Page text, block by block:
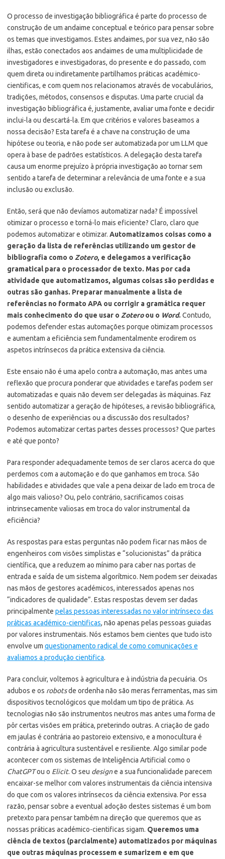
O processo de investigação bibliográfica é parte do processo de
construção de um andaime conceptual e teórico para pensar sobre
os temas que investigamos. Estes andaimes, por sua vez, não são
ilhas, estão conectados aos andaimes de uma multiplicidade de
investigadores e investigadoras, do presente e do passado, com
quem direta ou indiretamente partilhamos práticas académico-
cientificas, e com quem nos relacionamos através de vocabulários,
tradições, métodos, consensos e disputas. Uma parte crucial da
investigação bibliográfica é, justamente, avaliar uma fonte e decidir
inclui-la ou descartá-la. Em que critérios e valores baseamos a
nossa decisão? Esta tarefa é a chave na construção de uma
hipótese ou teoria, e não pode ser automatizada por um LLM que
opera à base de padrões estatísticos. A delegação desta tarefa
causa um enorme prejuízo à própria investigação ao tornar sem
sentido a tarefa de determinar a relevância de uma fonte e a sua
inclusão ou exclusão.
Então, será que não devíamos automatizar nada? É impossível
otimizar o processo e torná-lo mais eficiente? Claro, claro que
podemos automatizar e otimizar. Automatizamos coisas como a
geração da lista de referências utilizando um gestor de
bibliografia como o Zotero, e delegamos a verificação
gramatical para o processador de texto. Mas por cada
atividade que automatizamos, algumas coisas são perdidas e
outras são ganhas. Preparar manualmente a lista de
referências no formato APA ou corrigir a gramática requer
mais conhecimento do que usar o Zoteroou o Word. Contudo,
podemos defender estas automações porque otimizam processos
e aumentam a eficiência sem fundamentalmente erodirem os
aspetos intrínsecos da prática extensiva da ciência.
Este ensaio não é uma apelo contra a automação, mas antes uma
reflexão que procura ponderar que atividades e tarefas podem ser
automatizadas e quais não devem ser delegadas às máquinas. Faz
sentido automatizar a geração de hipóteses, a revisão bibliográfica,
o desenho de experiências ou a discussão dos resultados?
Podemos automatizar certas partes desses processos? Que partes
e até que ponto?
Para responder adequadamente temos de ser claros acerca do que
perdemos com a automação e do que ganhamos em troca. São
habilidades e atividades que vale a pena deixar de lado em troca de
algo mais valioso? Ou, pelo contrário, sacrificamos coisas
intrinsecamente valiosas em troca do valor instrumental da
eficiência?
As respostas para estas perguntas não podem ficar nas mãos de
engenheiros com visões simplistas e “solucionistas” da prática
científica, que a reduzem ao mínimo para caber nas portas de
entrada e saída de um sistema algorítmico. Nem podem ser deixadas
nas mãos de gestores académicos, interessados apenas nos
“indicadores de qualidade”. Estas respostas devem ser dadas
principalmente pelas pessoas interessadas no valor intrínseco das
práticas académico-cientificas, não apenas pelas pessoas guiadas
por valores instrumentais. Nós estamos bem cientes que tudo isto
envolve um questionamento radical de como comunicações e
avaliamos a produção cientifica.
Para concluir, voltemos à agricultura e à indústria da pecuária. Os
adubos e os robotsde ordenha não são meras ferramentas, mas sim
dispositivos tecnológicos que moldam um tipo de prática. As
tecnologias não são instrumentos neutros mas antes uma forma de
pôr certas visões em prática, preterindo outras. A criação de gado
em jaulas é contrária ao pastoreio extensivo, e a monocultura é
contrária à agricultura sustentável e resiliente. Algo similar pode
acontecer com os sistemas de Inteligência Artificial como o
ChatGPTou o Elicit. O seu designe a sua funcionalidade parecem
encaixar-se melhor com valores instrumentais da ciência intensiva
do que com os valores intrínsecos da ciência extensiva. Por essa
razão, pensar sobre a eventual adoção destes sistemas é um bom
pretexto para pensar também na direção que queremos que as
nossas práticas académico-cientificas sigam. Queremos uma
ciência de textos (parcialmente) automatizados por máquinas
que outras máquinas processem e sumarizem e em que